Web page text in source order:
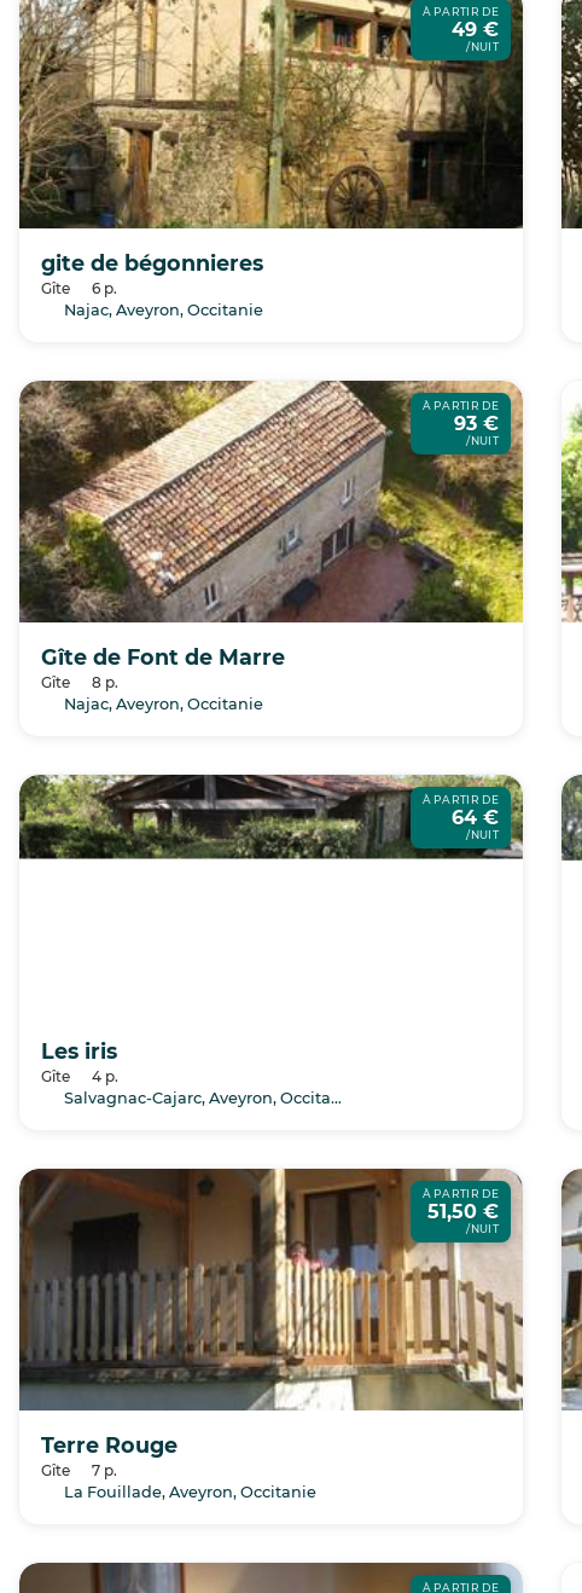
À PARTIR DE
49 €
/NUIT
gite de bégonnieres
Gîte
6 p.
Najac, Aveyron, Occitanie
À PARTIR DE
93 €
/NUIT
Gîte de Font de Marre
Gîte
8 p.
Najac, Aveyron, Occitanie
À PARTIR DE
64 €
/NUIT
Les iris
Gîte
4 p.
Salvagnac-Cajarc, Aveyron, Occitanie
À PARTIR DE
51,50 €
/NUIT
Terre Rouge
Gîte
7 p.
La Fouillade, Aveyron, Occitanie
À PARTIR DE